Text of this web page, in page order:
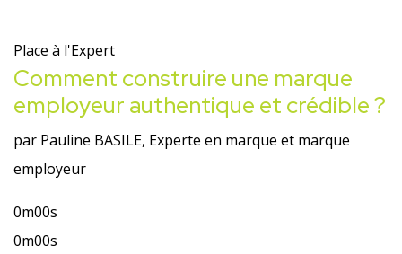
Place à l'Expert
Comment construire une marque
employeur authentique et crédible ?
par Pauline BASILE, Experte en marque et marque
employeur
0m00s
0m00s